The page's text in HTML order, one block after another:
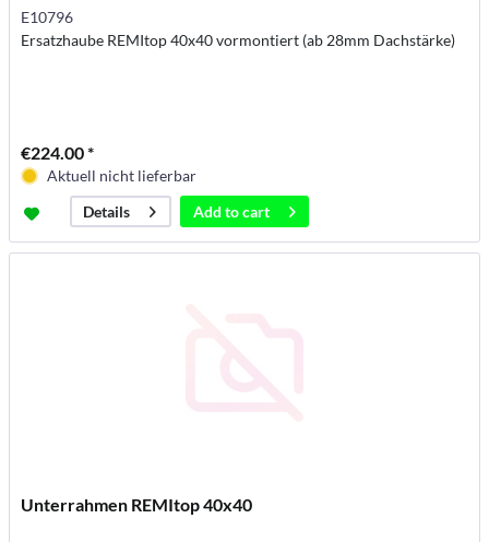
E10796
Ersatzhaube REMItop 40x40 vormontiert (ab 28mm Dachstärke)
€224.00 *
Aktuell nicht lieferbar
Details
Add tocart
Unterrahmen REMItop 40x40